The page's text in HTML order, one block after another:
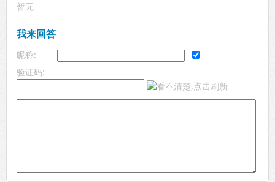
暂无
我来回答
昵称:
验证码: